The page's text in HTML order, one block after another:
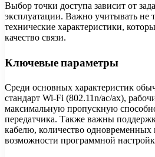
Выбор точки доступа зависит от
эксплуатации. Важно учитывать не
технические характеристики,
качество связи.
Ключевые параметры
Среди основных характеристик
стандарт Wi-Fi (802.11n/ac/ax),
максимальную пропускную
передатчика. Также важны
кабелю, количество
возможности программной